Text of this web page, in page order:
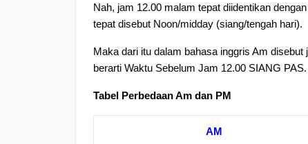
Nah, jam 12.00 malam tepat diidentikan
tepat disebut Noon/midday (siang/tengah hari).
Maka dari itu dalam bahasa inggris Am
berarti Waktu Sebelum Jam 12.00 SIANG
Tabel Perbedaan Am dan PM
AM